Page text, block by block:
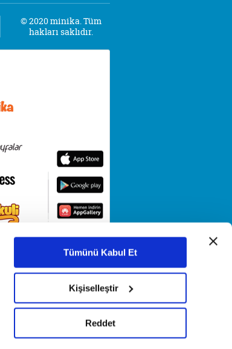
Tümünü Kabul Et
Kişiselleştir
Reddet
© 2020 minika. Tüm
hakları saklıdır.